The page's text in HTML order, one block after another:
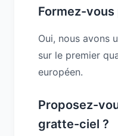
Formez-vous
Oui, nous avons
sur le premier
européen.
Proposez-
gratte-ciel ?